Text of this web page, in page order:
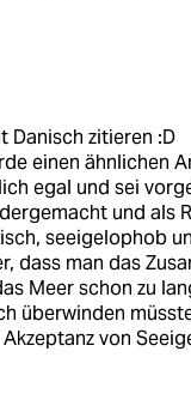
Danisch zitieren :D
einen ähnlichen
egal und sei
und als
seeigelophob
dass man das
Meer schon zu
überwinden
von